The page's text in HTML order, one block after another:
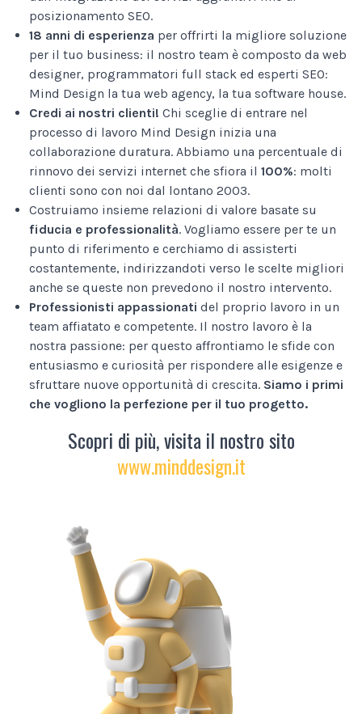
posizionamento SEO.
18 anni di esperienza per offrirti la migliore soluzione
per il tuo business: il nostro team è composto da web
designer, programmatori full stack ed esperti SEO:
Mind Design la tua web agency, la tua software house.
Credi ai nostri clienti! Chi sceglie di entrare nel
processo di lavoro Mind Design inizia una
collaborazione duratura. Abbiamo una percentuale di
rinnovo dei servizi internet che sfiora il 100%: molti
clienti sono con noi dal lontano 2003.
Costruiamo insieme relazioni di valore basate su
fiducia e professionalità. Vogliamo essere per te un
punto di riferimento e cerchiamo di assisterti
costantemente, indirizzandoti verso le scelte migliori
anche se queste non prevedono il nostro intervento.
Professionisti appassionati del proprio lavoro in un
team affiatato e competente. Il nostro lavoro è la
nostra passione: per questo affrontiamo le sfide con
entusiasmo e curiosità per rispondere alle esigenze e
sfruttare nuove opportunità di crescita. Siamo i primi
che vogliono la perfezione per il tuo progetto.
Scopri di più, visita il nostro sito
www.minddesign.it